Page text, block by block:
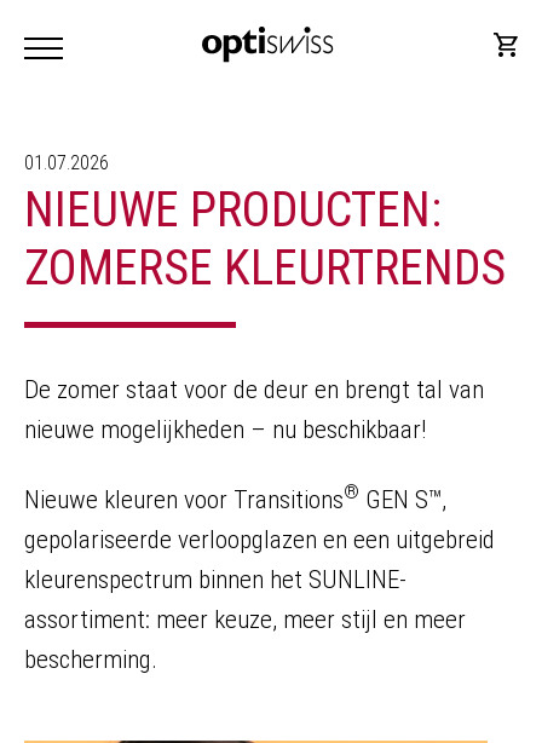
01.07.2026
NIEUWE PRODUCTEN:
ZOMERSE KLEURTRENDS
De zomer staat voor de deur en brengt tal van
nieuwe mogelijkheden – nu beschikbaar!
Nieuwe kleuren voor Transitions® GEN S™,
gepolariseerde verloopglazen en een uitgebreid
kleurenspectrum binnen het SUNLINE-
assortiment: meer keuze, meer stijl en meer
bescherming.